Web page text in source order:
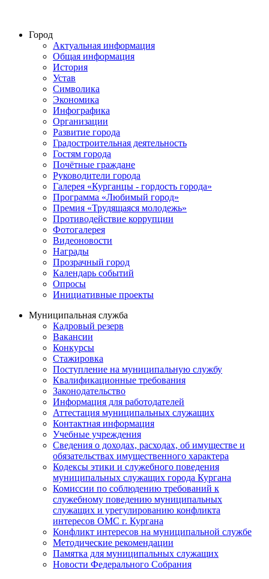
Город
Актуальная информация
Общая информация
История
Устав
Символика
Экономика
Инфографика
Организации
Развитие города
Градостроительная деятельность
Гостям города
Почётные граждане
Руководители города
Галерея «Курганцы - гордость города»
Программа «Любимый город»
Премия «Трудящаяся молодежь»
Противодействие коррупции
Фотогалерея
Видеоновости
Награды
Прозрачный город
Календарь событий
Опросы
Инициативные проекты
Муниципальная служба
Кадровый резерв
Вакансии
Конкурсы
Стажировка
Поступление на муниципальную службу
Квалификационные требования
Законодательство
Информация для работодателей
Аттестация муниципальных служащих
Контактная информация
Учебные учреждения
Сведения о доходах, расходах, об имуществе и
обязательствах имущественного характера
Кодексы этики и служебного поведения
муниципальных служащих города Кургана
Комиссии по соблюдению требований к
служебному поведению муниципальных
служащих и урегулированию конфликта
интересов ОМС г. Кургана
Конфликт интересов на муниципальной службе
Методические рекомендации
Памятка для муниципальных служащих
Новости Федерального Cобрания